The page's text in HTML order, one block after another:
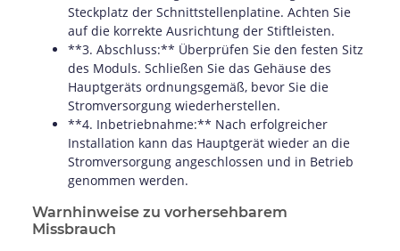
Steckplatz der Schnittstellenplatine. Achten Sie
auf die korrekte Ausrichtung der Stiftleisten.
**3. Abschluss:** Überprüfen Sie den festen Sitz
des Moduls. Schließen Sie das Gehäuse des
Hauptgeräts ordnungsgemäß, bevor Sie die
Stromversorgung wiederherstellen.
**4. Inbetriebnahme:** Nach erfolgreicher
Installation kann das Hauptgerät wieder an die
Stromversorgung angeschlossen und in Betrieb
genommen werden.
Warnhinweise zu vorhersehbarem
Missbrauch